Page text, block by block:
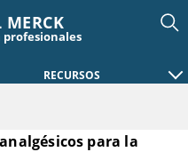
profesionales
RECURSOS
para la